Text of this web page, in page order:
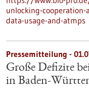
unlocking-
data-usage-and-atmps
Pressemitteilung -
Große Defizite
in Baden-